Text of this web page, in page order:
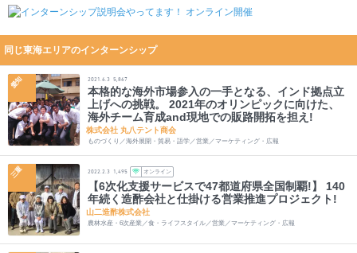
同じ東海エリアのインターンシップ
愛知 2021.6.3 5,867
本格的な海外市場参入の一手となる、インド拠点立
上げへの挑戦。 2021年のオリンピックに向けた、
海外チーム育成and現地での販路開拓を担え!
株式会社 丸八テント商会
ものづくり／海外展開・貿易・語学／営業／マーケティング・広報
三重 2022.2.3 1,495 オンライン
【6次化支援サービスで47都道府県全国制覇!】 140
年続く造酢会社と仕掛ける営業推進プロジェクト!
山二造酢株式会社
農林水産・6次産業／食・ライフスタイル／営業／マーケティング・広報